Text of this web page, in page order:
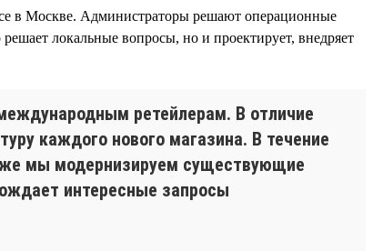
в Москве. Администраторы решают операционные
локальные вопросы, но и проектирует, внедряет
ретейлерам. В отличие
каждого нового магазина. В течение
мы модернизируем существующие
интересные запросы